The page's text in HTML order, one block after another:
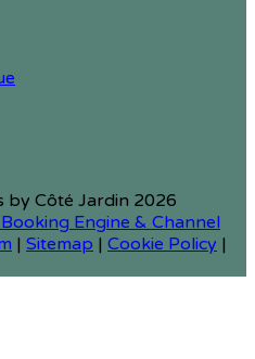
by Côté Jardin 2026
Engine & Channel
| Sitemap | Cookie Policy |